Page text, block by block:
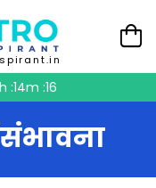
:14m :15